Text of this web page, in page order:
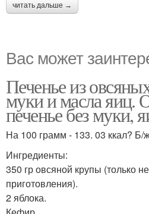
читать дальше →
Вас может
Печенье из
муки и масла яиц.
печенье без муки,
На 100 грамм - 133. 03 ккал? Б/
Ингредиенты:
350 гр овсяной крупы (только
приготовления).
2 яблока.